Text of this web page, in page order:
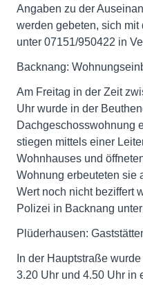
Angaben zu der
werden gebeten, sich
unter 07151/950422 in
Backnang:
Am Freitag in der Zeit
Uhr wurde in der
Dachgeschosswohnung
stiegen mittels einer
Wohnhauses und
Wohnung erbeuteten sie
Wert noch nicht beziffert
Polizei in Backnang
Plüderhausen:
In der Hauptstraße
3.20 Uhr und 4.50 Uhr in